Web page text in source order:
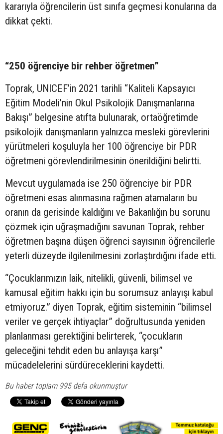
kararıyla öğrencilerin üst sınıfa geçmesi konularına da
dikkat çekti.
“250 öğrenciye bir rehber öğretmen”
Toprak, UNICEF’in 2021 tarihli “Kaliteli Kapsayıcı
Eğitim Modeli’nin Okul Psikolojik Danışmanlarına
Bakışı” belgesine atıfta bulunarak, ortaöğretimde
psikolojik danışmanların yalnızca mesleki görevlerini
yürütmeleri koşuluyla her 100 öğrenciye bir PDR
öğretmeni görevlendirilmesinin önerildiğini belirtti.
Mevcut uygulamada ise 250 öğrenciye bir PDR
öğretmeni esas alınmasına rağmen atamaların bu
oranın da gerisinde kaldığını ve Bakanlığın bu sorunu
çözmek için uğraşmadığını savunan Toprak, rehber
öğretmen başına düşen öğrenci sayısının öğrencilerle
yeterli düzeyde ilgilenilmesini zorlaştırdığını ifade etti.
“Çocuklarımızın laik, nitelikli, güvenli, bilimsel ve
kamusal eğitim hakkı için bu sorumsuz anlayışı kabul
etmiyoruz.” diyen Toprak, eğitim sisteminin “bilimsel
veriler ve gerçek ihtiyaçlar” doğrultusunda yeniden
planlanması gerektiğini belirterek, “çocukların
geleceğini tehdit eden bu anlayışa karşı”
mücadelelerini sürdüreceklerini kaydetti.
Bu haber toplam 995 defa okunmuştur